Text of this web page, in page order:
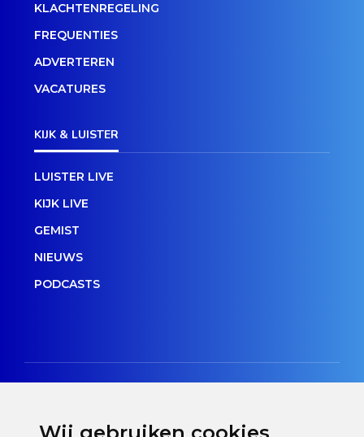
KLACHTENREGELING
FREQUENTIES
ADVERTEREN
VACATURES
KIJK & LUISTER
LUISTER LIVE
KIJK LIVE
GEMIST
NIEUWS
PODCASTS